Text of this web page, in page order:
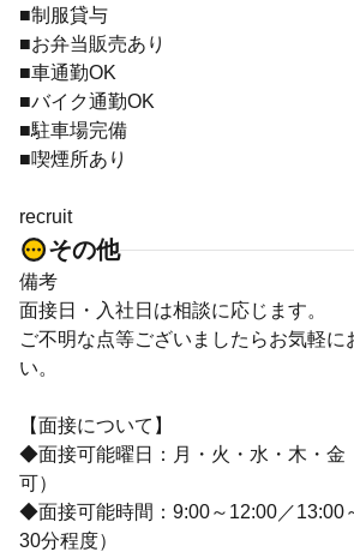
■制服貸与
■お弁当販売あり
■車通勤OK
■バイク通勤OK
■駐車場完備
■喫煙所あり
recruit
その他
備考
面接日・入社日は相談に応じます。
ご不明な点等ございましたらお気軽に
い。
【面接について】
◆面接可能曜日：月・火・水・木・金
可）
◆面接可能時間：9:00～12:00／13:00
30分程度）